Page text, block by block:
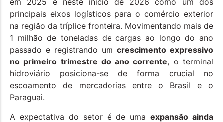
em 2025 e neste início de 2026 como um dos
principais eixos logísticos para o comércio exterior
na região da tríplice fronteira. Movimentando mais de
1 milhão de toneladas de cargas ao longo do ano
passado e registrando um crescimento expressivo
no primeiro trimestre do ano corrente, o terminal
hidroviário posiciona-se de forma crucial no
escoamento de mercadorias entre o Brasil e o
Paraguai.
A expectativa do setor é de uma expansão ainda